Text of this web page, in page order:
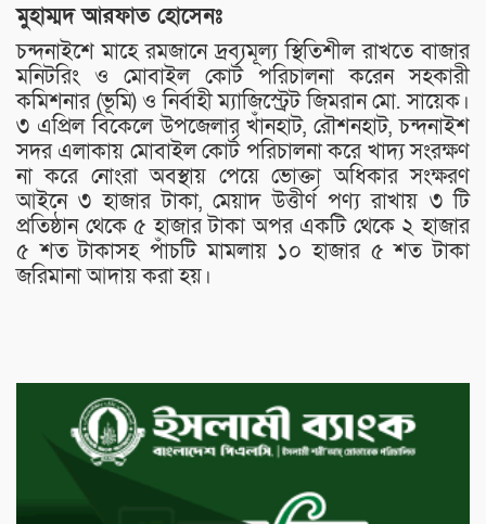
মুহাম্মদ আরফাত হোসেনঃ
চন্দনাইশে মাহে রমজানে দ্রব্যমূল্য স্থিতিশীল রাখতে বাজার
মনিটরিং ও মোবাইল কোর্ট পরিচালনা করেন সহকারী
কমিশনার (ভূমি) ও নির্বাহী ম্যাজিস্ট্রেট জিমরান মো. সায়েক।
৩ এপ্রিল বিকেলে উপজেলার খাঁনহাট, রৌশনহাট, চন্দনাইশ
সদর এলাকায় মোবাইল কোর্ট পরিচালনা করে খাদ্য সংরক্ষণ
না করে নোংরা অবস্থায় পেয়ে ভোক্তা অধিকার সংক্ষরণ
আইনে ৩ হাজার টাকা, মেয়াদ উত্তীর্ণ পণ্য রাখায় ৩ টি
প্রতিষ্ঠান থেকে ৫ হাজার টাকা অপর একটি থেকে ২ হাজার
৫ শত টাকাসহ পাঁচটি মামলায় ১০ হাজার ৫ শত টাকা
জরিমানা আদায় করা হয়।